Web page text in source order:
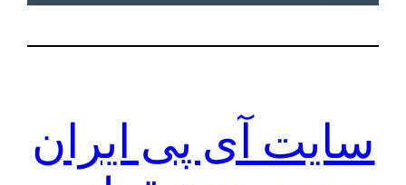
سایت آی پی ایران